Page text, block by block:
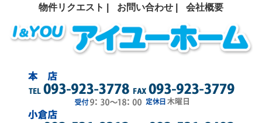
物件リクエスト | お問い合わせ | 会社概要